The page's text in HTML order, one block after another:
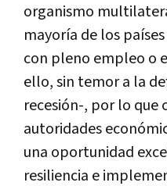
organismo
mayoría de los
con pleno empleo o
ello, sin temor a la
recesión-, por lo que
autoridades
una oportunidad
resiliencia e